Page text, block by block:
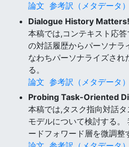
論文 参考訳（メタデータ）
Dialogue History
本稿では,コンテキスト応
の対話履歴からパーソナラ
なわちパーソナライズさ
る。
論文 参考訳（メタデータ）
Probing Task-Oriented
本稿では,タスク指向対話
モデルについて検討する
ードフォワード層を微調整